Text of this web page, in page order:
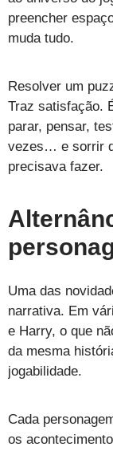
preencher
muda tudo.
Resolver um
Traz satisfação.
parar, pensar,
vezes… e sorrir
precisava fazer.
Uma das
narrativa. Em
e Harry, o que
da mesma
jogabilidade.
Cada
os